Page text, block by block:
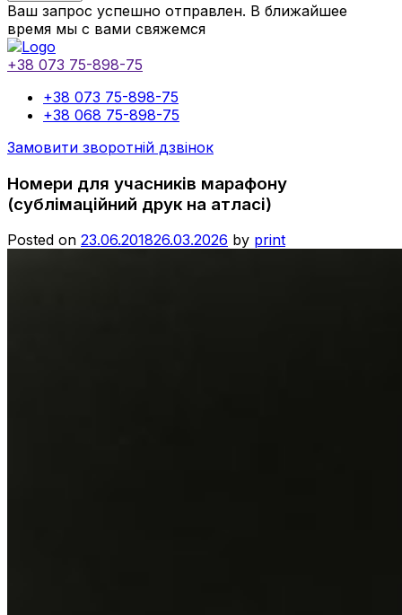
Ваш запрос успешно отправлен. В ближайшее
время мы с вами свяжемся
+38 073 75-898-75
+38 073 75-898-75
+38 068 75-898-75
Замовити зворотній дзвінок
Номери для учасників марафону
(сублімаційний друк на атласі)
Posted on 23.06.201826.03.2026 by print